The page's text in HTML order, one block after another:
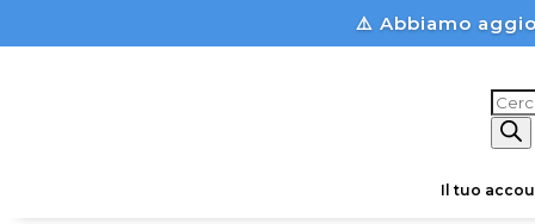
⚠️ Abbiamo
Il tuo